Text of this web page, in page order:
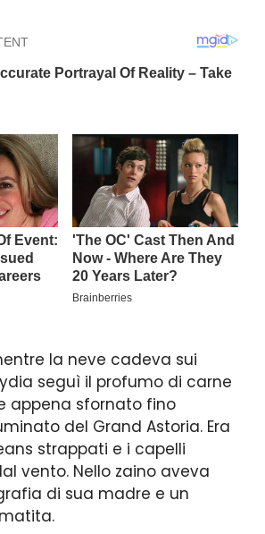
la neve cadeva sui
seguì il profumo di carne
appena sfornato fino
del Grand Astoria. Era
strappati e i capelli
vento. Nello zaino aveva
di sua madre e un